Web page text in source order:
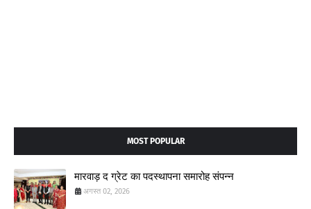
MOST POPULAR
मारवाड़ द ग्रेट का पदस्थापना समारोह संपन्न
अगस्त 02, 2026